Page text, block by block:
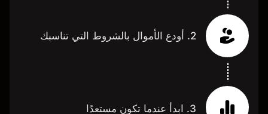
2. أودع الأموال بالشروط التي تناسبك
3. ابدأ عندما تكون مستعدًا